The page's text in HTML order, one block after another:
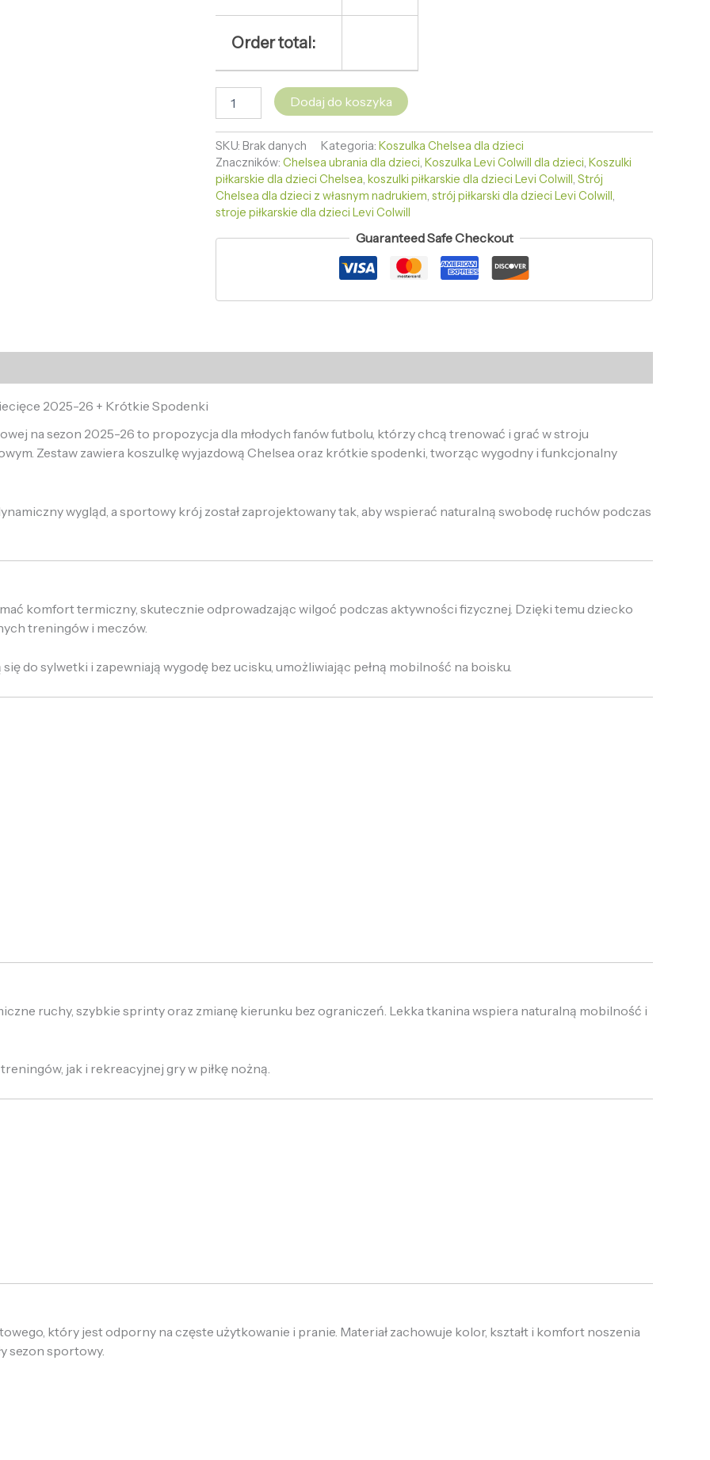
Order total:
Dodaj do koszyka
SKU: Brak danych Kategoria: Koszulka Chelsea dla dzieci
Znaczników: Chelsea ubrania dla dzieci, Koszulka Levi Colwill dla dzieci, Koszulki
piłkarskie dla dzieci Chelsea, koszulki piłkarskie dla dzieci Levi Colwill, Strój
Chelsea dla dzieci z własnym nadrukiem, strój piłkarski dla dzieci Levi Colwill,
stroje piłkarskie dla dzieci Levi Colwill
Guaranteed Safe Checkout
2025-26 + Krótkie Spodenki
na sezon 2025-26 to propozycja dla młodych fanów futbolu, którzy chcą trenować i grać w stroju
Zestaw zawiera koszulkę wyjazdową Chelsea oraz krótkie spodenki, tworząc wygodny i funkcjonalny
wygląd, a sportowy krój został zaprojektowany tak, aby wspierać naturalną swobodę ruchów podczas
komfort termiczny, skutecznie odprowadzając wilgoć podczas aktywności fizycznej. Dzięki temu dziecko
treningów i meczów.
do sylwetki i zapewniają wygodę bez ucisku, umożliwiając pełną mobilność na boisku.
ruchy, szybkie sprinty oraz zmianę kierunku bez ograniczeń. Lekka tkanina wspiera naturalną mobilność i
jak i rekreacyjnej gry w piłkę nożną.
który jest odporny na częste użytkowanie i pranie. Materiał zachowuje kolor, kształt i komfort noszenia
sezon sportowy.